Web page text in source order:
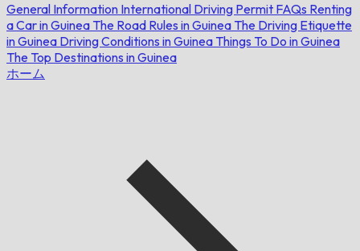
General Information International Driving Permit FAQs Renting
a Car in Guinea The Road Rules in Guinea The Driving Etiquette
in Guinea Driving Conditions in Guinea Things To Do in Guinea
The Top Destinations in Guinea
ホーム